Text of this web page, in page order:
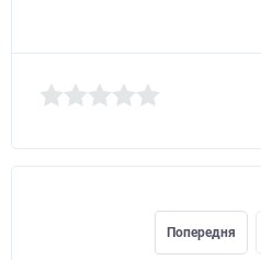
Попередня